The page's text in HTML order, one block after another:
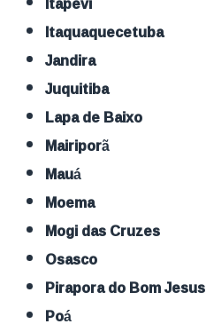
Itaquaquecetuba
Jandira
Juquitiba
Lapa de Baixo
Mairiporã
Mauá
Moema
Mogi das Cruzes
Osasco
Pirapora do Bom Jesus
Poá